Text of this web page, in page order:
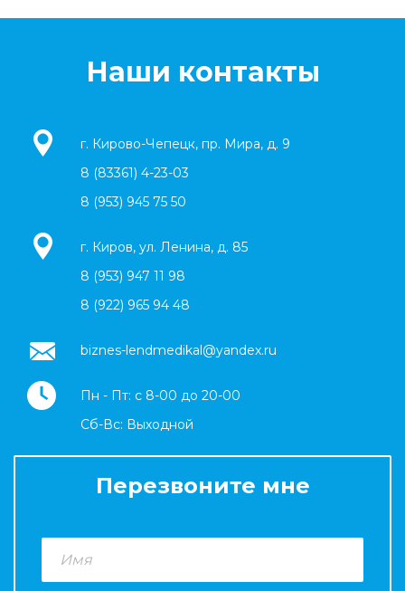
Наши контакты
г. Кирово-Чепецк, пр. Мира, д. 9
8 (83361) 4-23-03
8 (953) 945 75 50
г. Киров, ул. Ленина, д. 85
8 (953) 947 11 98
8 (922) 965 94 48
biznes-lendmedikal@yandex.ru
Пн - Пт: с 8-00 до 20-00
Cб-Вс: Выходной
Перезвоните мне